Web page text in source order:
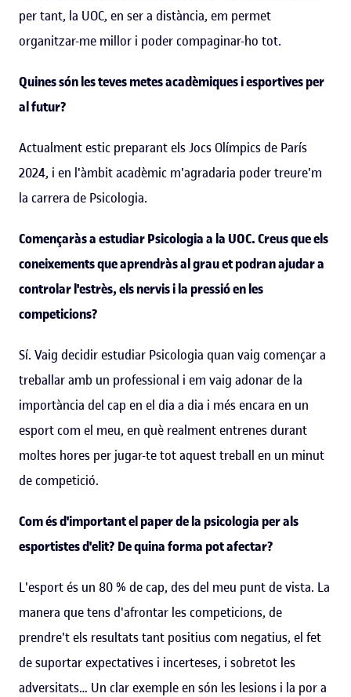
per tant, la UOC, en ser a distància, em permet
organitzar-me millor i poder compaginar-ho tot.
Quines són les teves metes acadèmiques i esportives per
al futur?
Actualment estic preparant els Jocs Olímpics de París
2024, i en l'àmbit acadèmic m'agradaria poder treure'm
la carrera de Psicologia.
Començaràs a estudiar Psicologia a la UOC. Creus que els
coneixements que aprendràs al grau et podran ajudar a
controlar l'estrès, els nervis i la pressió en les
competicions?
Sí. Vaig decidir estudiar Psicologia quan vaig començar a
treballar amb un professional i em vaig adonar de la
importància del cap en el dia a dia i més encara en un
esport com el meu, en què realment entrenes durant
moltes hores per jugar-te tot aquest treball en un minut
de competició.
Com és d'important el paper de la psicologia per als
esportistes d'elit? De quina forma pot afectar?
L'esport és un 80 % de cap, des del meu punt de vista. La
manera que tens d'afrontar les competicions, de
prendre't els resultats tant positius com negatius, el fet
de suportar expectatives i incerteses, i sobretot les
adversitats… Un clar exemple en són les lesions i la por a